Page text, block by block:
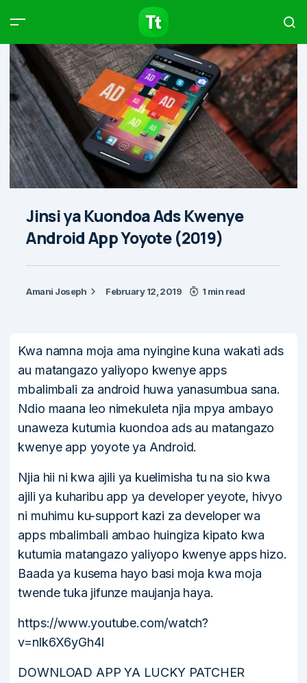
Jinsi ya Kuondoa Ads Kwenye
Android App Yoyote (2019)
Amani Joseph February 12, 2019 1 min read
Kwa namna moja ama nyingine kuna wakati ads
au matangazo yaliyopo kwenye apps
mbalimbali za android huwa yanasumbua sana.
Ndio maana leo nimekuleta njia mpya ambayo
unaweza kutumia kuondoa ads au matangazo
kwenye app yoyote ya Android.
Njia hii ni kwa ajili ya kuelimisha tu na sio kwa
ajili ya kuharibu app ya developer yeyote, hivyo
ni muhimu ku-support kazi za developer wa
apps mbalimbali ambao huingiza kipato kwa
kutumia matangazo yaliyopo kwenye apps hizo.
Baada ya kusema hayo basi moja kwa moja
twende tuka jifunze maujanja haya.
https://www.youtube.com/watch?
v=nlk6X6yGh4I
DOWNLOAD APP YA LUCKY PATCHER
Products Articles
Type to start searching…